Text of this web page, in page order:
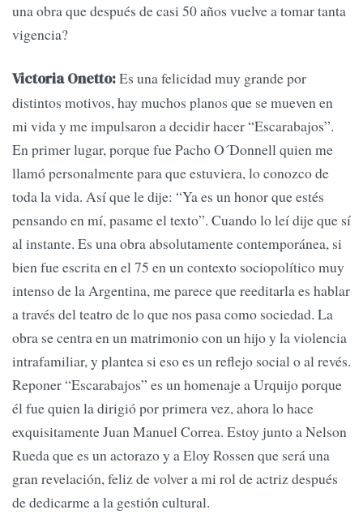
una obra que después de casi 50 años vuelve a tomar tanta
vigencia?
Victoria Onetto:Es una felicidad muy grande por
distintos motivos, hay muchos planos que se mueven en
mi vida y me impulsaron a decidir hacer “Escarabajos”.
En primer lugar, porque fue Pacho O´Donnell quien me
llamó personalmente para que estuviera, lo conozco de
toda la vida. Así que le dije: “Ya es un honor que estés
pensando en mí, pasame el texto”. Cuando lo leí dije que sí
al instante. Es una obra absolutamente contemporánea, si
bien fue escrita en el 75 en un contexto sociopolítico muy
intenso de la Argentina, me parece que reeditarla es hablar
a través del teatro de lo que nos pasa como sociedad. La
obra se centra en un matrimonio con un hijo y la violencia
intrafamiliar, y plantea si eso es un reflejo social o al revés.
Reponer “Escarabajos” es un homenaje a Urquijo porque
él fue quien la dirigió por primera vez, ahora lo hace
exquisitamente Juan Manuel Correa. Estoy junto a Nelson
Rueda que es un actorazo y a Eloy Rossen que será una
gran revelación, feliz de volver a mi rol de actriz después
de dedicarme a la gestión cultural.